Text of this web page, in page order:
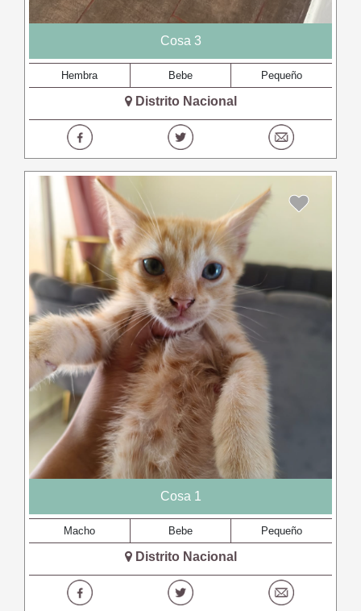
Cosa 3
Hembra Bebe Pequeño
Distrito Nacional
Cosa 1
Macho Bebe Pequeño
Distrito Nacional